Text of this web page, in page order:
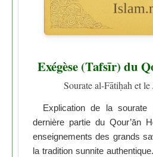
Exégèse (Tafsīr) du
Sourate al-Fātiḥah et le
Explication de la sourate
dernière partie du Qour’ān
enseignements des grands
la tradition sunnite